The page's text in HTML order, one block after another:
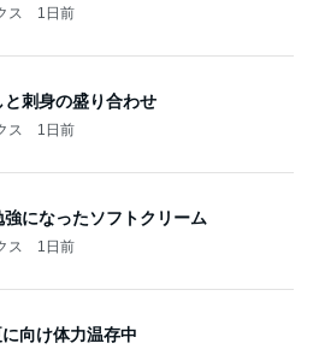
ス 1日前
刺身の盛り合わせ
ス 1日前
になったソフトクリーム
ス 1日前
向け体力温存中